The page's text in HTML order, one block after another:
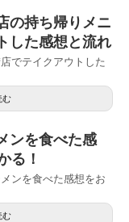
の持ち帰りメニ
した感想と流れ
でテイクアウトした
む
ンを食べた感
る！
ンを食べた感想をお
む